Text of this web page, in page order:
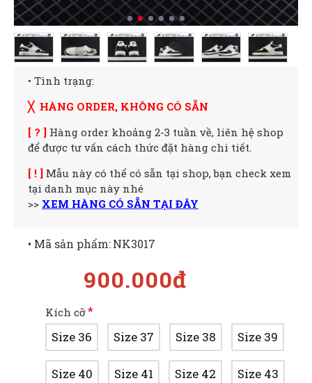
• Tình trạng:
╳ HÀNG ORDER, KHÔNG CÓ SẴN
[ ? ] Hàng order khoảng 2-3 tuần về, liên hệ shop
để được tư vấn cách thức đặt hàng chi tiết.
[ ! ] Mẫu này có thể có sẵn tại shop, bạn check xem
tại danh mục này nhé
>> XEM HÀNG CÓ SẴN TẠI ĐÂY
900.000đ
• Mã sản phẩm:NK3017
Kích cỡ
Size 36 Size 37 Size 38 Size 39
Size 40 Size 41 Size 42 Size 43